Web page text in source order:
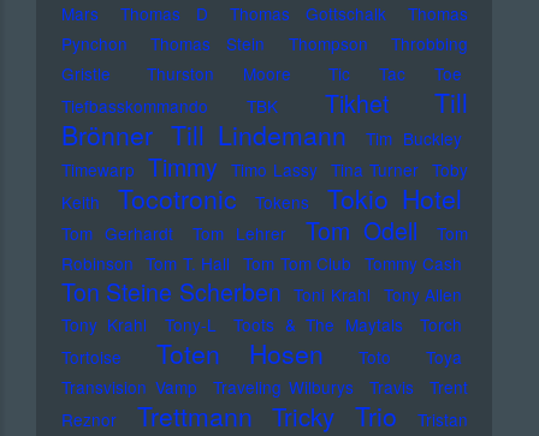
Mars
Thomas D Thomas Gottschalk
Thomas
Pynchon
Thomas Stein Thompson
Throbbing
Gristle
Thurston Moore
Tic Tac Toe
Tiefbasskommando TBK
Tikhet
Till
Brönner Till Lindemann
Tim Buckley
Timewarp Timmy Timo Lassy Tina Turner Toby
Keith
Tocotronic Tokens Tokio Hotel
Tom Gerhardt Tom Lehrer Tom Odell
Tom
Robinson Tom T. Hall Tom Tom Club Tommy Cash
Ton Steine Scherben Toni Krahl Tony Allen
Tony Krahl
Tony-L Toots & The Maytals
Torch
Tortoise
Toten Hosen Toto
Toya
Transvision Vamp
Traveling Wilburys Travis
Trent
Reznor
Trettmann Tricky Trio
Tristan